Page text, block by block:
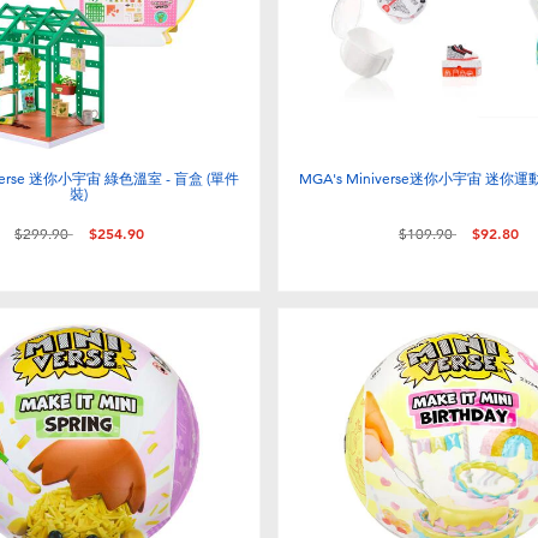
迷你小宇宙 綠色溫室 - 盲盒 (單件
裝)
價格從
$299.90至 $254.90
MGA's Miniverse迷你小宇宙 迷你運
價格從
$109.90至 $92.80